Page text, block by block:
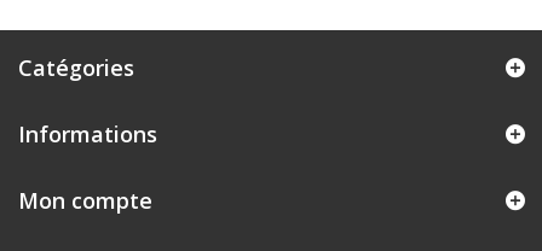
Catégories
Informations
Mon compte